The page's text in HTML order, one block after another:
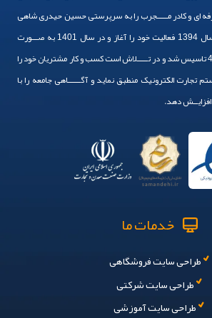
ای و کادر مـــــجرب را به سرپرستی حسین حیدری شاهی
سرایی گرد هم آورده ایم. سال 1394 فعالیت خود را آغاز و در سال 1401 به صـــورت
رسمی ، با شماره ثبت 44148 تاسیس شد و در تـــــلاش است کسب و کار مشتریان خود را
تجارت الکترونیک منطبق نماید و آگــــــاهی جامعه را با
دهد.
خدمات ما
طراحی سایت فروشگاهی
طراحی سایت شرکتی
طراحی سایت آموزشی